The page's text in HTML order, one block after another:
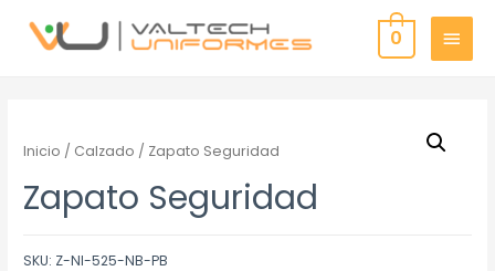
0
Inicio / Calzado / Zapato Seguridad
Zapato Seguridad
SKU: Z-NI-525-NB-PB